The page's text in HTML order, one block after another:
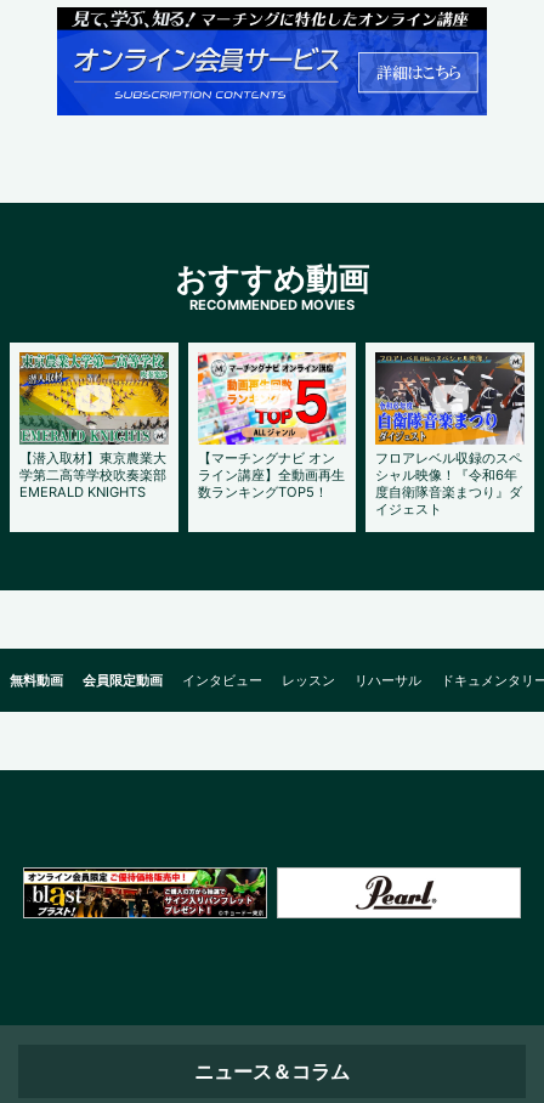
おすすめ動画
【潜入取材】東京農業大
学第二高等学校吹奏楽部
EMERALD KNIGHTS
【マーチングナビ オン
ライン講座】全動画再生
数ランキングTOP5！
フロアレベル収録のスペ
シャル映像！『令和6年
度自衛隊音楽まつり』ダ
イジェスト
無料動画 会員限定動画 インタビュー レッスン リハーサル ドキュメンタリ
ニュース＆コラム